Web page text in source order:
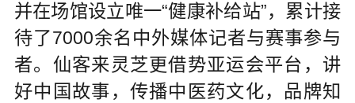
并在场馆设立唯一“健康补给站”，累计接
待了7000余名中外媒体记者与赛事参与
者。仙客来灵芝更借势亚运会平台，讲
好中国故事，传播中医药文化，品牌知